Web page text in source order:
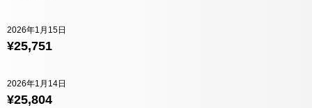
¥25,751
2026年1月15日
¥25,804
2026年1月14日